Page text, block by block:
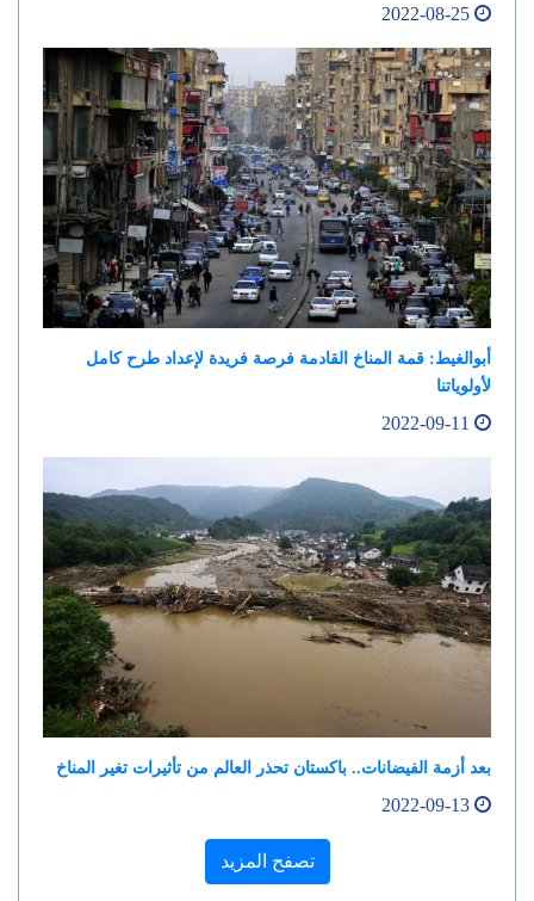
أبوالغيط: قمة المناخ القادمة فرصة فريدة لإعداد طرح كامل
لأولوياتنا
بعد أزمة الفيضانات.. باكستان تحذر العالم من تأثيرات تغير المناخ
تصفح المزيد